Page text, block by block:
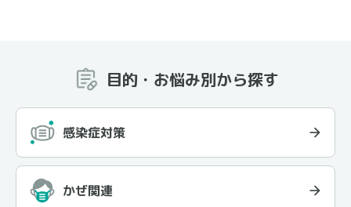
目的・お悩み別から探す
感染症対策
かぜ関連